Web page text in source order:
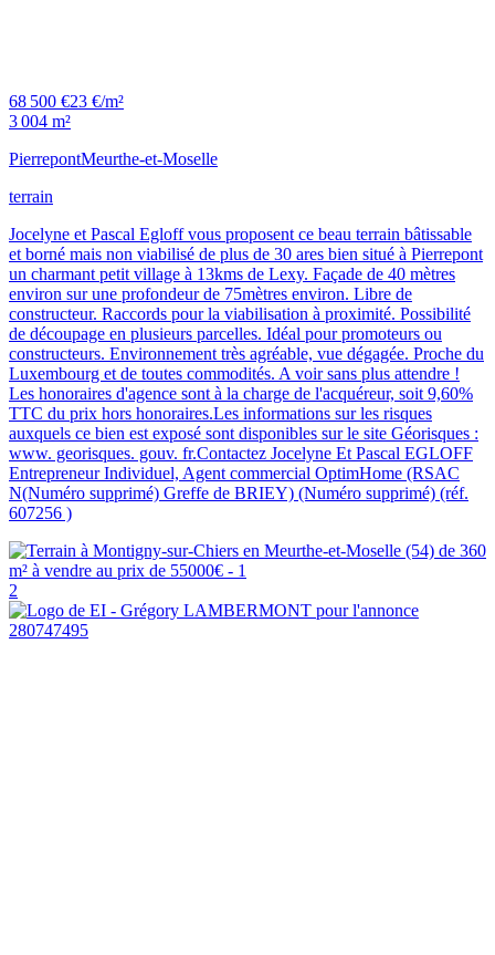
68 500 €23 €/m²
3 004 m²
PierrepontMeurthe-et-Moselle
terrain
Jocelyne et Pascal Egloff vous proposent ce beau terrain bâtissable
et borné mais non viabilisé de plus de 30 ares bien situé à Pierrepont
un charmant petit village à 13kms de Lexy. Façade de 40 mètres
environ sur une profondeur de 75mètres environ. Libre de
constructeur. Raccords pour la viabilisation à proximité. Possibilité
de découpage en plusieurs parcelles. Idéal pour promoteurs ou
constructeurs. Environnement très agréable, vue dégagée. Proche du
Luxembourg et de toutes commodités. A voir sans plus attendre !
Les honoraires d'agence sont à la charge de l'acquéreur, soit 9,60%
TTC du prix hors honoraires.Les informations sur les risques
auxquels ce bien est exposé sont disponibles sur le site Géorisques :
www. georisques. gouv. fr.Contactez Jocelyne Et Pascal EGLOFF
Entrepreneur Individuel, Agent commercial OptimHome (RSAC
N(Numéro supprimé) Greffe de BRIEY) (Numéro supprimé) (réf.
607256 )
2